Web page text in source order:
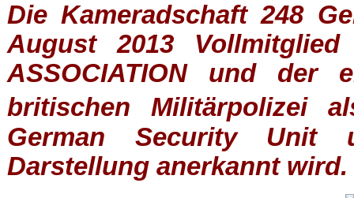
Die Kameradschaft 248
August 2013
ASSOCIATIONund der
britischen
Militärpolizei
German Security Unit
Darstellung anerkannt wird.